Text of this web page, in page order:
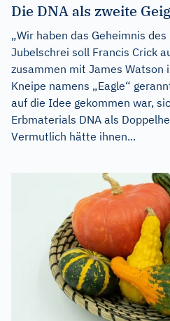
Die DNA als zweite
„Wir haben das Geheimnis
Jubelschrei soll Francis Crick
zusammen mit James Watson
Kneipe namens „Eagle“
auf die Idee gekommen war,
Erbmaterials DNA als
Vermutlich hätte ihnen...